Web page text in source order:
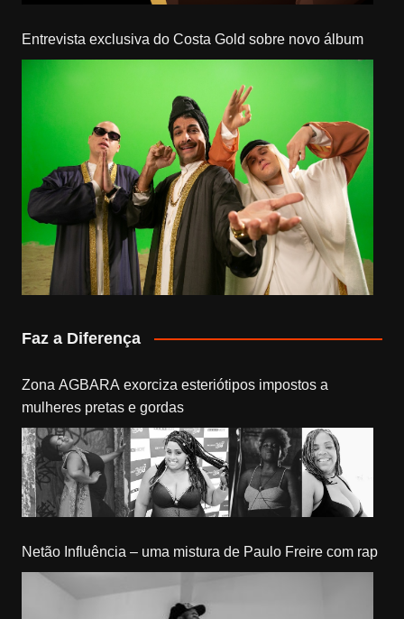
Entrevista exclusiva do Costa Gold sobre novo álbum
Faz a Diferença
Zona AGBARA exorciza esteriótipos impostos a
mulheres pretas e gordas
Netão Influência – uma mistura de Paulo Freire com rap